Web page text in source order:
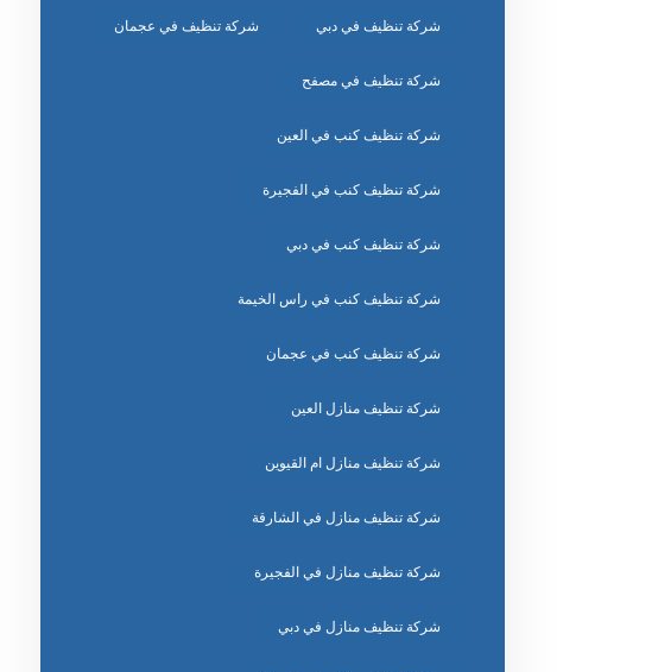
شركة تنظيف في دبي شركة تنظيف في عجمان
شركة تنظيف في مصفح
شركة تنظيف كنب في العين
شركة تنظيف كنب في الفجيرة
شركة تنظيف كنب في دبي
شركة تنظيف كنب في راس الخيمة
شركة تنظيف كنب في عجمان
شركة تنظيف منازل العين
شركة تنظيف منازل ام القيوين
شركة تنظيف منازل في الشارقة
شركة تنظيف منازل في الفجيرة
شركة تنظيف منازل في دبي